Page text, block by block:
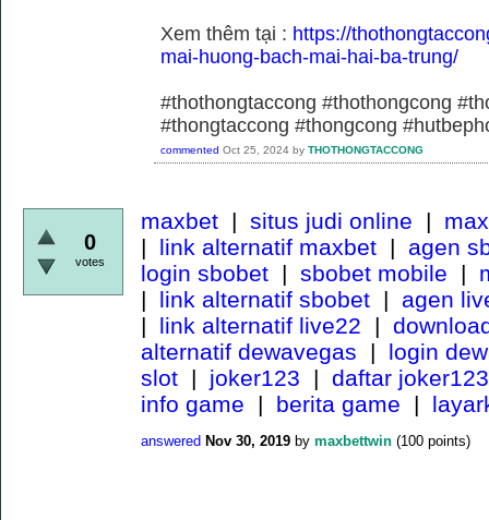
Xem thêm tại : https://
mai-huong-bach-mai-hai-ba-trung/
#thothongtaccong #thothongcong
#thongtaccong #thongcong
commented Oct 25, 2024 by THOTHONGTACCONG
0
votes
maxbet | situs judi online |
| link alternatif maxbet | agen
login sbobet | sbobet mobile |
| link alternatif sbobet | agen
| link alternatif live22 |
alternatif dewavegas | login
slot | joker123 | daftar joker123
info game | berita game |
answered Nov 30, 2019 by maxbettwin (100 points)